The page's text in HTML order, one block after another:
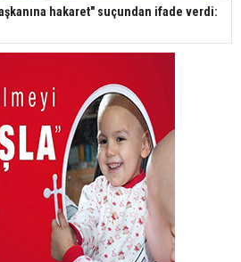
hakaret" suçundan ifade verdi: